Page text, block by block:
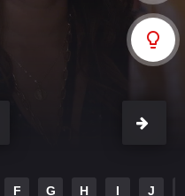
Christopher Von Uckermann
Anahí
F G H I J